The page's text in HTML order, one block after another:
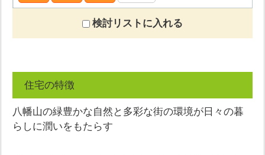
検討リストに入れる
住宅の特徴
八幡山の緑豊かな自然と多彩な街の環境が日々の暮
らしに潤いをもたらす